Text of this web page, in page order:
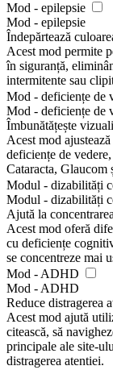
Mod - epilepsie
Mod - epilepsie
Îndepărtează
Acest mod permite
în siguranță,
intermitente sau
Mod - deficiențe de
Mod - deficiențe de
Îmbunătățește
Acest mod
deficiențe de
Cataracta, Glaucom
Modul - dizabilități
Modul - dizabilități
Ajută la
Acest mod oferă
cu deficiențe
se concentreze mai
Mod - ADHD
Mod - ADHD
Reduce distragerea
Acest mod ajută
citească, să
principale ale site-
distragerea atentiei.